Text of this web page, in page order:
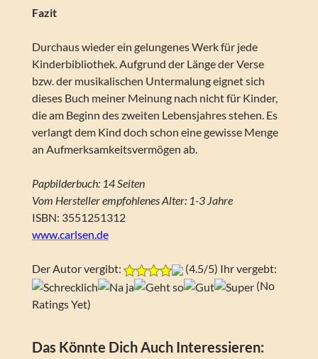
Fazit
Durchaus wieder ein gelungenes Werk für jede
Kinderbibliothek. Aufgrund der Länge der Verse
bzw. der musikalischen Untermalung eignet sich
dieses Buch meiner Meinung nach nicht für Kinder,
die am Beginn des zweiten Lebensjahres stehen. Es
verlangt dem Kind doch schon eine gewisse Menge
an Aufmerksamkeitsvermögen ab.
Papbilderbuch: 14 Seiten
Vom Hersteller empfohlenes Alter: 1-3 Jahre
ISBN: 3551251312
www.carlsen.de
Der Autor vergibt:
(4.5/5) Ihr vergebt:
(No
Ratings Yet)
Das Könnte Dich Auch Interessieren: